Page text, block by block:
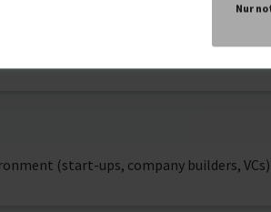
Nur
2015
(start-ups, company builders,